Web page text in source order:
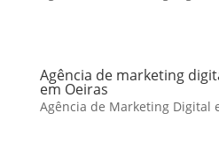
Agência de marketing
em Oeiras
Agência de Marketing Digital